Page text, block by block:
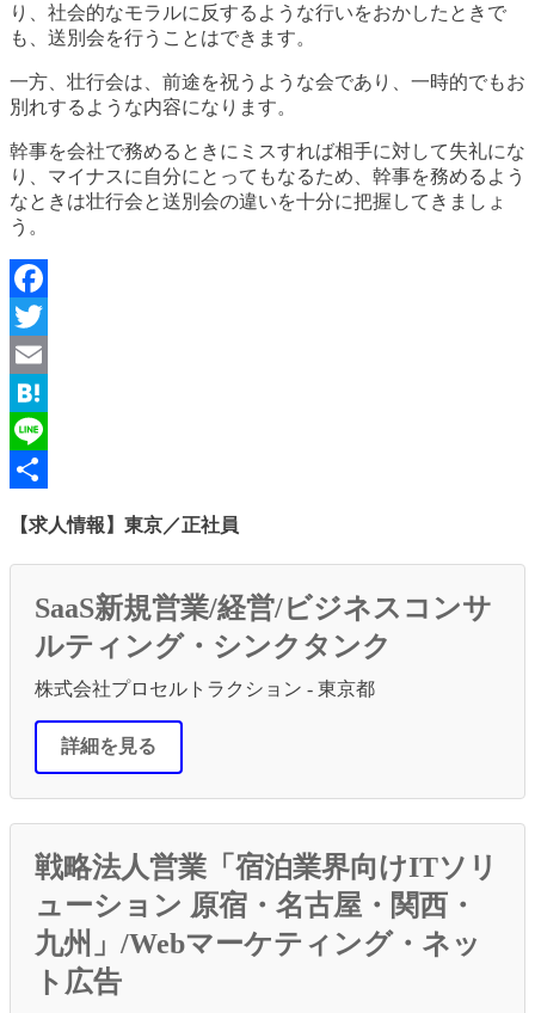
り、社会的なモラルに反するような行いをおかしたときで
も、送別会を行うことはできます。
一方、壮行会は、前途を祝うような会であり、一時的でもお
別れするような内容になります。
幹事を会社で務めるときにミスすれば相手に対して失礼にな
り、マイナスに自分にとってもなるため、幹事を務めるよう
なときは壮行会と送別会の違いを十分に把握してきましょ
う。
Facebook
Twitter
Email
Hatena
Line
【求人情報】東京／正社員
SaaS新規営業/経営/ビジネスコンサ
ルティング・シンクタンク
株式会社プロセルトラクション - 東京都
詳細を見る
戦略法人営業「宿泊業界向けITソリ
ューション 原宿・名古屋・関西・
九州」/Webマーケティング・ネッ
ト広告